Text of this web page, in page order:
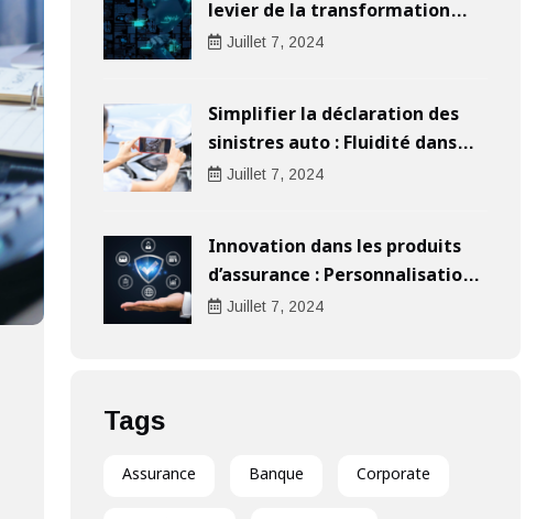
levier de la transformation
digitale pour les entreprises
Juillet 7, 2024
Simplifier la déclaration des
sinistres auto : Fluidité dans
l’indemnisation
Juillet 7, 2024
Innovation dans les produits
d’assurance : Personnalisation
au cœur de l’expérience client
Juillet 7, 2024
Tags
Assurance Banque Corporate